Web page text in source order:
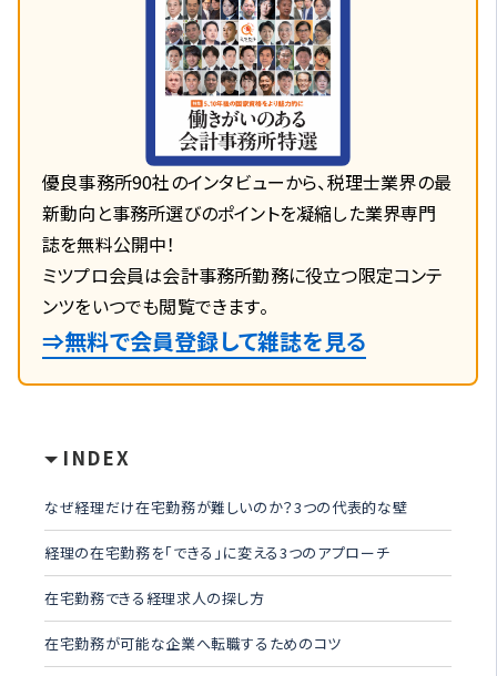
優良事務所90社のインタビューから、税理士業界の最
新動向と事務所選びのポイントを凝縮した業界専門
誌を無料公開中！
ミツプロ会員は会計事務所勤務に役立つ限定コンテ
ンツをいつでも閲覧できます。
⇒無料で会員登録して雑誌を見る
INDEX
なぜ経理だけ在宅勤務が難しいのか？3つの代表的な壁
経理の在宅勤務を「できる」に変える3つのアプローチ
在宅勤務できる経理求人の探し方
在宅勤務が可能な企業へ転職するためのコツ